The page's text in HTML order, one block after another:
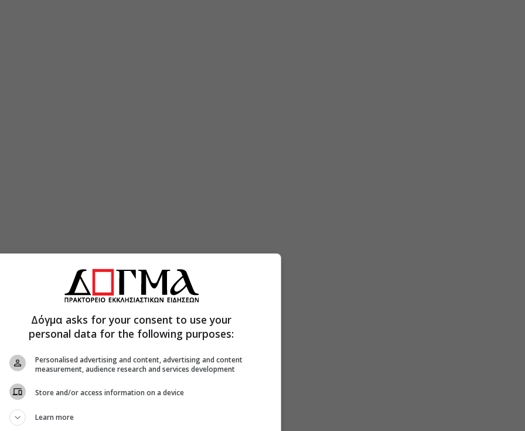
τι εστί Άνθιμος; Πόσα προσέφερε και
μας, στην Εκκλησία του Χριστού; Δεν
δήθεν διακονείτε την ιεροψαλτική τέχνη, ως
Δόγμα asks for your consent to use your
personal data for the following purposes:
Personalised advertising and content, advertising and content
measurement, audience research and services development
Store and/or access information on a device
Learn more